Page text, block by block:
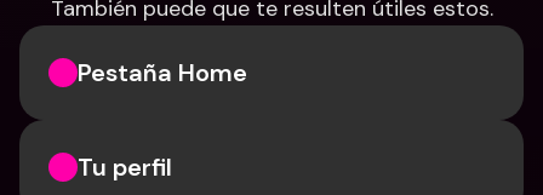
También puede que te resulten útiles estos.
Pestaña Home
Tu perfil